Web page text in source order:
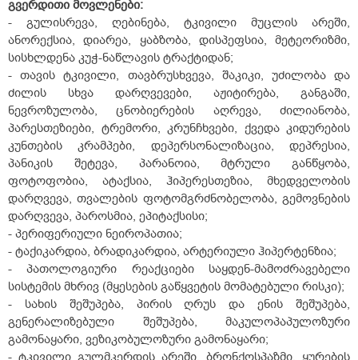
გვერდითი მოვლენები:
- გულისრევა, ღებინება, ტკივილი მუცლის არეში,
ანორექსია, დიარეა, ყაბზობა, დისპეფსია, მეტეორიზმი,
სისხლდენა კუჭ-ნაწლავის ტრაქტიდან;
- თავის ტკივილი, თავბრუსხვევა, შაკიკი, უძილობა და
ძილის სხვა დარღვევები, აჟიტირება, განგაში,
ნევროზულობა, ცნობიერების აღრევა, ძილიანობა,
პარესთეზიები, ტრემორი, კრუნჩხვები, ქვედა კიდურების
კუნთების კრამპები, დეპერსონალიზაცია, დეპრესია,
პანიკის შეტევა, პარანოია, მტრული განწყობა,
ფოტოფობია, ატაქსია, ჰიპერესთეზია, მხედველობის
დარღვევა, თვალების ფოტომგრძნობელობა, გემოვნების
დარღვევა, პაროსმია, ეპიტაქსისი;
- პერიფერიული ნეიროპათია;
- ტაქიკარდია, ბრადიკარდია, არტერიული ჰიპერტენზია;
- პათოლოგიური რეაქციები საყდენ-მამოძრავებელი
სისტემის მხრივ (მყესების გაწყვეტის მომატებული რისკი);
- სახის შეშუპება, პირის ღრუს და ენის შეშუპება,
გენერალიზებული შეშუპება, მაკულოპაპულოზური
გამონაყარი, ვეზიკობულოზური გამონაყარი;